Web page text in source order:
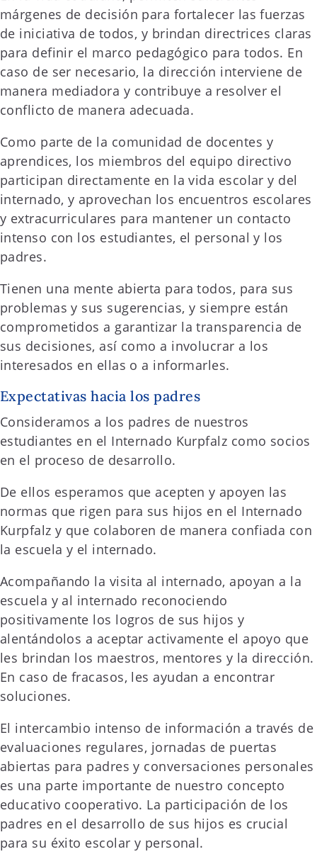
márgenes de decisión para fortalecer las fuerzas
de iniciativa de todos, y brindan directrices claras
para definir el marco pedagógico para todos. En
caso de ser necesario, la dirección interviene de
manera mediadora y contribuye a resolver el
conflicto de manera adecuada.
Como parte de la comunidad de docentes y
aprendices, los miembros del equipo directivo
participan directamente en la vida escolar y del
internado, y aprovechan los encuentros escolares
y extracurriculares para mantener un contacto
intenso con los estudiantes, el personal y los
padres.
Tienen una mente abierta para todos, para sus
problemas y sus sugerencias, y siempre están
comprometidos a garantizar la transparencia de
sus decisiones, así como a involucrar a los
interesados en ellas o a informarles.
Expectativas hacia los padres
Consideramos a los padres de nuestros
estudiantes en el Internado Kurpfalz como socios
en el proceso de desarrollo.
De ellos esperamos que acepten y apoyen las
normas que rigen para sus hijos en el Internado
Kurpfalz y que colaboren de manera confiada con
la escuela y el internado.
Acompañando la visita al internado, apoyan a la
escuela y al internado reconociendo
positivamente los logros de sus hijos y
alentándolos a aceptar activamente el apoyo que
les brindan los maestros, mentores y la dirección.
En caso de fracasos, les ayudan a encontrar
soluciones.
El intercambio intenso de información a través de
evaluaciones regulares, jornadas de puertas
abiertas para padres y conversaciones personales
es una parte importante de nuestro concepto
educativo cooperativo. La participación de los
padres en el desarrollo de sus hijos es crucial
para su éxito escolar y personal.